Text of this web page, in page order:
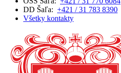
DD Šaľa: +421 / 31 783 8390
Všetky kontakty